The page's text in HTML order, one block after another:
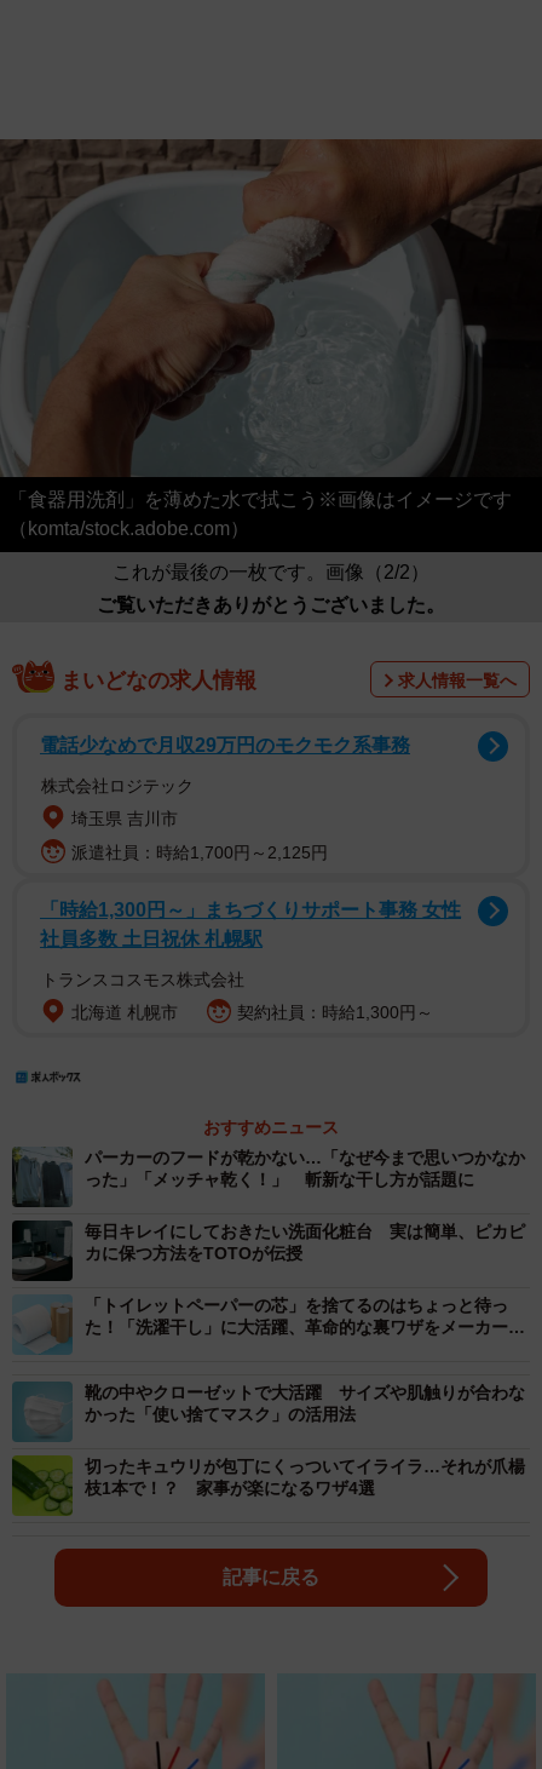
「食器用洗剤」を薄めた水で拭こう※画像はイメージです
（komta/stock.adobe.com）
これが最後の一枚です。画像（2/2）
ご覧いただきありがとうございました。
まいどなの求人情報 求人情報一覧へ
電話少なめで月収29万円のモクモク系事務
株式会社ロジテック
埼玉県 吉川市
派遣社員：時給1,700円～2,125円
「時給1,300円～」まちづくりサポート事務 女性
社員多数 土日祝休 札幌駅
トランスコスモス株式会社
北海道 札幌市
契約社員：時給1,300円～
おすすめニュース
パーカーのフードが乾かない…「なぜ今まで思いつかなか
った」「メッチャ乾く！」 斬新な干し方が話題に
毎日キレイにしておきたい洗面化粧台 実は簡単、ピカピ
カに保つ方法をTOTOが伝授
「トイレットペーパーの芯」を捨てるのはちょっと待っ
た！「洗濯干し」に大活躍、革命的な裏ワザをメーカーが
靴の中やクローゼットで大活躍 サイズや肌触りが合わな
かった「使い捨てマスク」の活用法
切ったキュウリが包丁にくっついてイライラ…それが爪楊
枝1本で！？ 家事が楽になるワザ4選
記事に戻る